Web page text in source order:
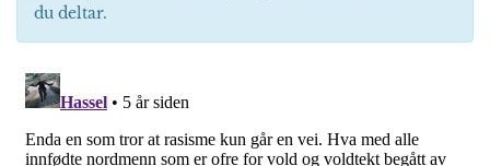
du deltar.